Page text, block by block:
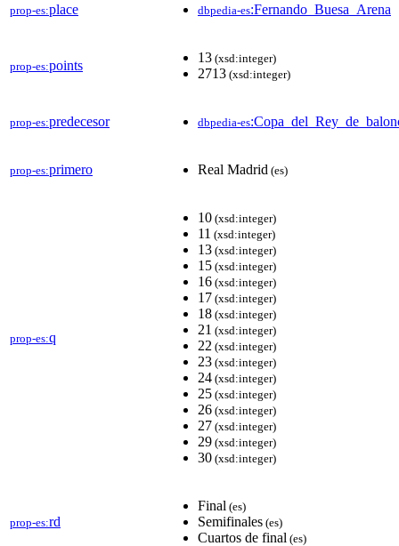
prop-es:place dbpedia-es:Fernando_Buesa_Arena
prop-es:points
13 (xsd:integer)
2713 (xsd:integer)
prop-es:predecesor dbpedia-es
prop-es:primero Real Madrid (es)
prop-es:q
10 (xsd:integer)
11 (xsd:integer)
13 (xsd:integer)
15 (xsd:integer)
16 (xsd:integer)
17 (xsd:integer)
18 (xsd:integer)
21 (xsd:integer)
22 (xsd:integer)
23 (xsd:integer)
24 (xsd:integer)
25 (xsd:integer)
26 (xsd:integer)
27 (xsd:integer)
29 (xsd:integer)
30 (xsd:integer)
prop-es:rd
Final (es)
Semifinales (es)
Cuartos de final (es)